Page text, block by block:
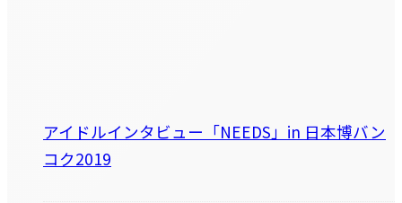
アイドルインタビュー「NEEDS」in 日本博バン
コク2019